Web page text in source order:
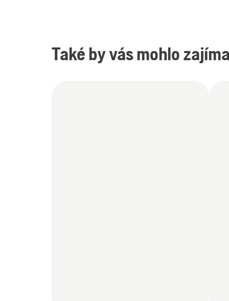
Také by vás mohlo